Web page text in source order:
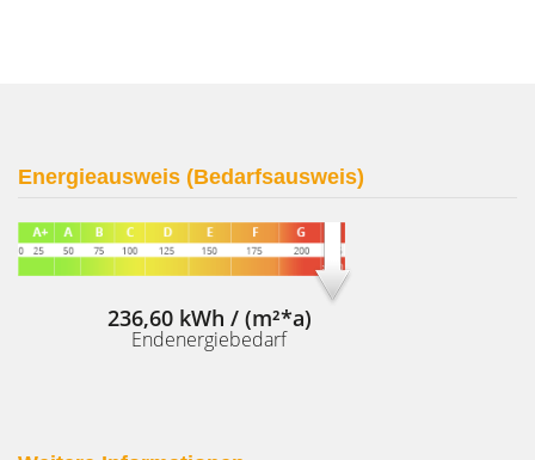
Energieausweis (Bedarfsausweis)
236,60 kWh / (m²*a)
Endenergiebedarf